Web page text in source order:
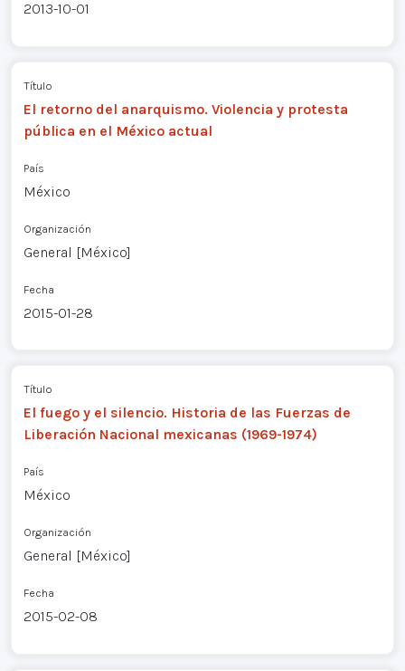
2013-10-01
Título
El retorno del anarquismo. Violencia y protesta
pública en el México actual
País
México
Organización
General [México]
Fecha
2015-01-28
Título
El fuego y el silencio. Historia de las Fuerzas de
Liberación Nacional mexicanas (1969-1974)
País
México
Organización
General [México]
Fecha
2015-02-08